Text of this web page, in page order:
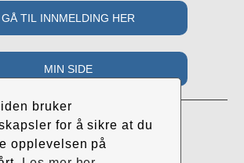
bruker
for å sikre at du
opplevelsen på